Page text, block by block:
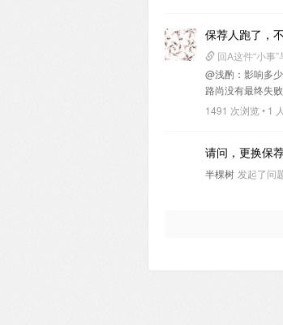
保荐人跑了，
回A这件“小事
@浅酌 ：影响多
路尚没有最终失败
1491 次浏览 • 1
请问，更换保
半棵树 发起了问